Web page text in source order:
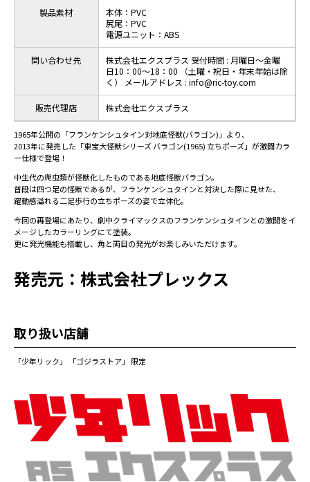
製品素材
本体：PVC
尻尾：PVC
電源ユニット：ABS
問い合わせ先
株式会社エクスプラス 受付時間 : 月曜日～金曜
日10：00～18：00 （土曜・祝日・年末年始は除
く） メールアドレス : info@ric-toy.com
販売代理店 株式会社エクスプラス
1965年公開の「フランケンシュタイン対地底怪獣(バラゴン)」より、
2013年に発売した「東宝大怪獣シリーズ バラゴン(1965) 立ちポーズ」が激闘カラ
ー仕様で登場！
中生代の爬虫類が怪獣化したものである地底怪獣バラゴン。
普段は四つ足の怪獣であるが、フランケンシュタインと対決した際に見せた、
躍動感溢れる二足歩行の立ちポーズの姿で立体化。
今回の再登場にあたり、劇中クライマックスのフランケンシュタインとの激闘をイ
メージしたカラーリングにて塗装。
更に発光機能も搭載し、角と両目の発光がお楽しみいただけます。
発売元：株式会社プレックス
取り扱い店舗
「少年リック」 「ゴジラストア」 限定